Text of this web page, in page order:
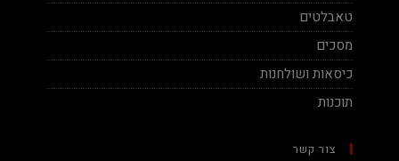
טאבלטים
מסכים
כיסאות ושולחנות
תוכנות
צור קשר